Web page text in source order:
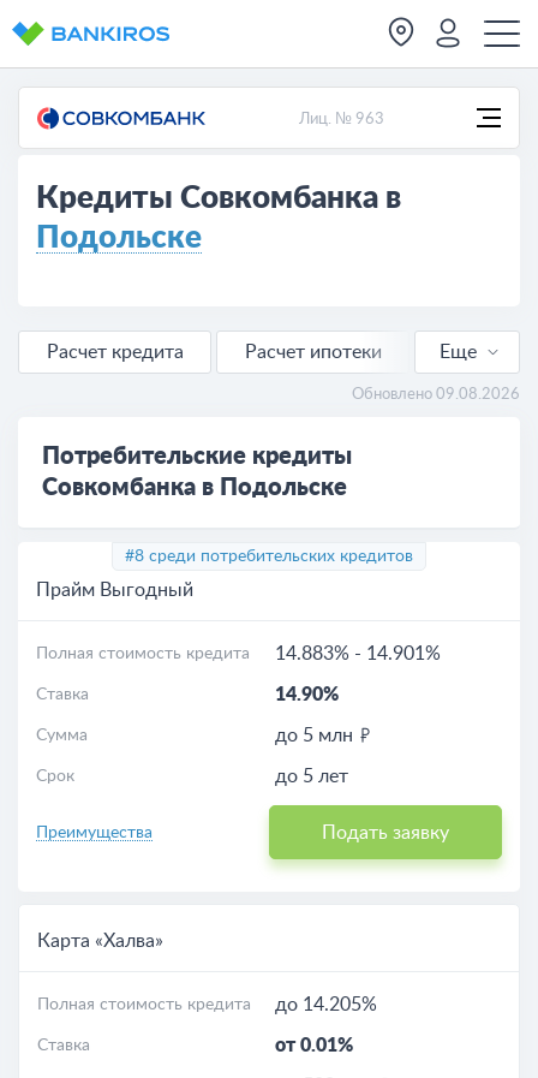
Лиц. № 963
Кредиты Совкомбанка в
Подольске
Расчет кредита
Расчет ипотеки
Еще
Обновлено 09.08.2026
Потребительские кредиты
Совкомбанка в Подольске
#8 среди потребительских кредитов
Прайм Выгодный
Полная стоимость кредита 14.883% - 14.901%
Ставка 14.90%
Сумма до 5 млн
Срок до 5 лет
Преимущества Подать заявку
Карта «Халва»
Полная стоимость кредита до 14.205%
Ставка от 0.01%